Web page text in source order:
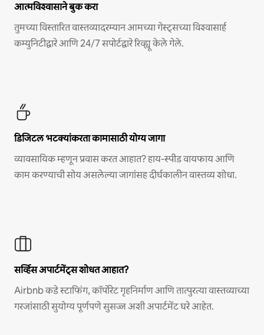
आत्मविश्वासाने बुक करा
तुमच्या विस्तारित वास्तव्यादरम्यान आमच्या गेस्ट्सच्या विश्वासार्ह
कम्युनिटीद्वारे आणि 24/7 सपोर्टद्वारे रिव्ह्यू केले गेले.
डिजिटल भटक्यांकरता कामासाठी योग्य जागा
व्यावसायिक म्हणून प्रवास करत आहात? हाय-स्पीड वायफाय आणि
काम करण्याची सोय असलेल्या जागांसह दीर्घकालीन वास्तव्य शोधा.
सर्व्हिस अपार्टमेंट्स शोधत आहात?
Airbnb कडे स्टाफिंग, कॉर्पोरेट गृहनिर्माण आणि तात्पुरत्या वास्तव्याच्या
गरजांसाठी सुयोग्य पूर्णपणे सुसज्ज अशी अपार्टमेंट घरे आहेत.